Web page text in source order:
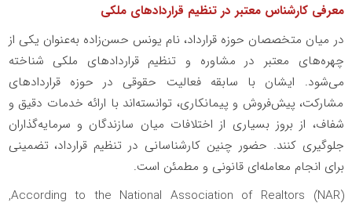
معرفی کارشناس معتبر در تنظیم قراردادهای ملکی
در میان متخصصان حوزه قرارداد، نام یونس حسن‌زاده به‌عنوان یکی از
چهره‌های معتبر در مشاوره و تنظیم قراردادهای ملکی شناخته
می‌شود. ایشان با سابقه فعالیت حقوقی در حوزه قراردادهای
مشارکت، پیش‌فروش و پیمانکاری، توانسته‌اند با ارائه خدمات دقیق و
شفاف، از بروز بسیاری از اختلافات میان سازندگان و سرمایه‌گذاران
جلوگیری کنند. حضور چنین کارشناسانی در تنظیم قرارداد، تضمینی
برای انجام معامله‌ای قانونی و مطمئن است.
According to the National Association of Realtors (NAR)
,